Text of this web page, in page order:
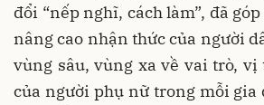
đổi “nếp nghĩ, cách làm”, đã
nâng cao nhận thức của người
vùng sâu, vùng xa về vai trò,
của người phụ nữ trong mỗi gia